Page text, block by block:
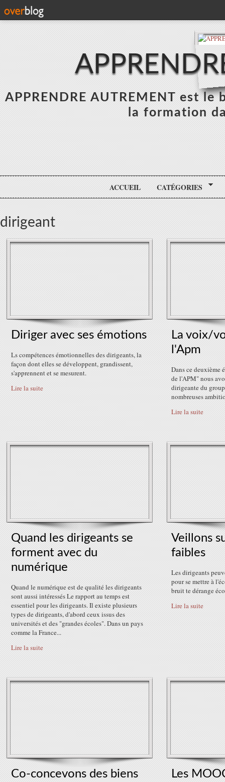
APPRENDRE AUTREMENT est
la formation
ACCUEIL CATÉGORIES
dirigeant
Diriger avec ses émotions
Ls compétences émotionnelles des dirigeants, la
façon dont elles se développent, grandissent,
s'apprennent et se mesurent.
Lire la suite
La voix/
l'Apm
Dans ce deuxième
de l'APM" nous
dirigeante du
nombreuses
Lire la suite
Quand les dirigeants se
forment avec du
numérique
Quand le numérique est de qualité les dirigeants
sont aussi intéressés Le rapport au temps est
essentiel pour les dirigeants. Il existe plusieurs
types de dirigeants, d'abord ceux issus des
universités et des "grandes écoles". Dans un pays
comme la France...
Lire la suite
Veillons
faibles
Les dirigeants
pour se mettre à
bruit te dérange
Lire la suite
Co-concevons des biens
Les